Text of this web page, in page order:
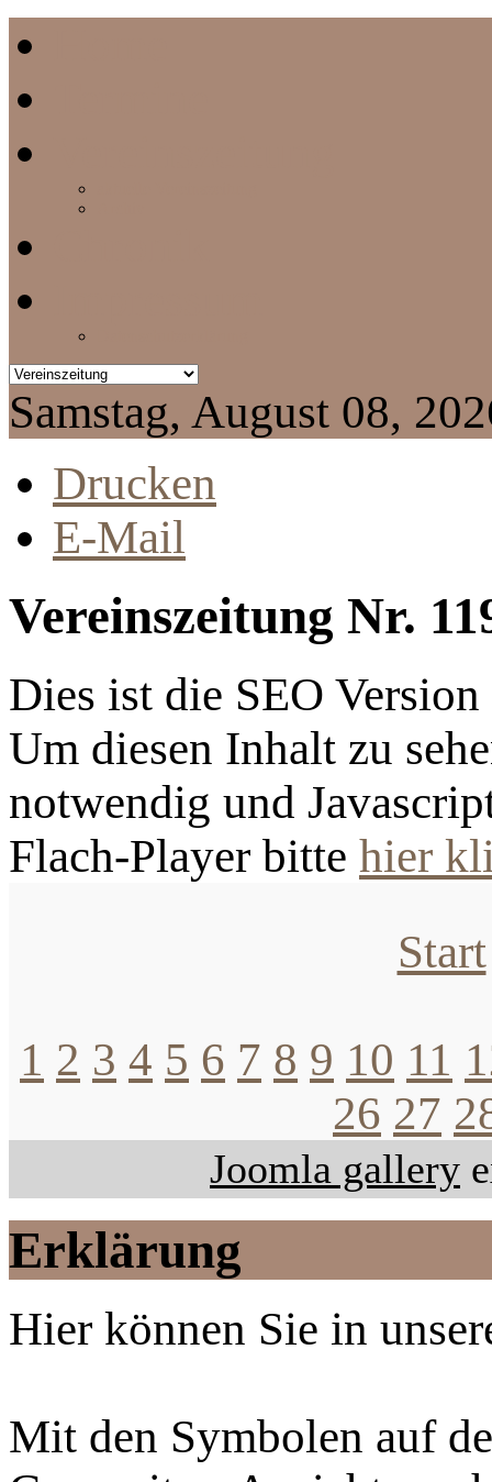
Samstag, August 08,
Drucken
E-Mail
Vereinszeitung Nr.
Dies ist die SEO
Um diesen Inhalt zu
notwendig und
Flach-Player bitte hier
Start
1 2 3 4 5 6 7 8 9 10 11
26 27
Joomla gallery
Erklärung
Hier können Sie in
Mit den Symbolen auf